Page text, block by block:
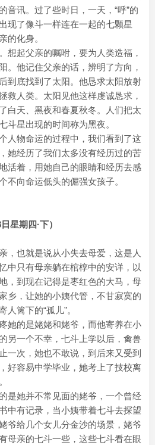
音讯。过了些时日，一天，“呼”的
现了像斗一样连在一起的七颗星
的化身。
想起父亲的嘱咐，要为人类造福，
。他记住父亲的话，辨明了方向，
到底找到了太阳。他恳求太阳放射
救人类。太阳见他这样虔诚恳求，
白天、黑夜和春夏秋冬。人们把太
斗星出现的时间称为黑夜。
人物命运的过程中，我们看到了这
她经历了我们太多没有经历过的苦
活着，用她自己的眼睛和经历去感
不向命运低头的倔强女孩子。
星期四·下）
，也就是说从小失去母爱，这是人
中只有母亲躺在棺椁中的安详，以
，到现在记得是枣红色的大马，母
乡，让她的小姨代管，不甘寂寞的
篱下的“孤儿”。
她的是姥姥和姥爷，而他寄养在小
另一个不幸，七斗上学以后，禽兽
一次，她也不敢说，到后来又受到
好容易中学毕业，她考上了技校离
是她并不常见面的姥爷，一个曾经
中有记录，当小姨带着七斗去探望
爷给几个女儿分金沙的场景，姥爷
母亲的七斗一些，这些七斗看在眼